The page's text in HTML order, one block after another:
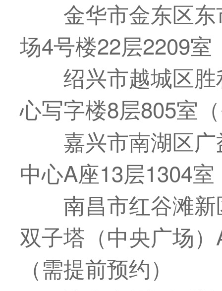
金华市金东区
场4号楼22层2209
绍兴市越城区
心写字楼8层805室
嘉兴市南湖区
中心A座13层1304
南昌市红谷滩
双子塔（中央广场
（需提前预约）